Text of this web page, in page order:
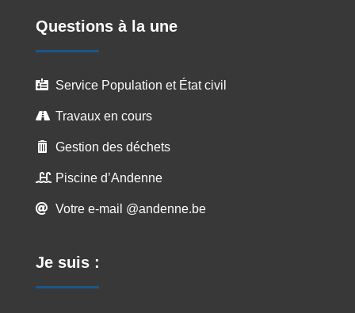
Questions à la une
 Service Population et État civil
 Travaux en cours
 Gestion des déchets
 Piscine d’Andenne
 Votre e-mail @andenne.be
Je suis :